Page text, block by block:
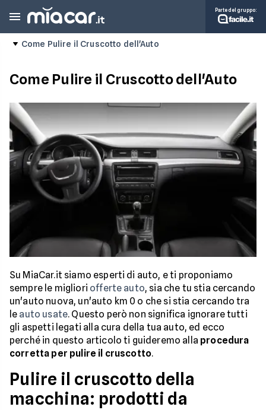
Parte del gruppo:
Come Pulire il Cruscotto dell'Auto
Come Pulire il Cruscotto dell'Auto
Su MiaCar.it siamo esperti di auto, e ti proponiamo
sempre le migliori offerte auto, sia che tu stia cercando
un'auto nuova, un'auto km 0 o che si stia cercando tra
le auto usate. Questo però non significa ignorare tutti
gli aspetti legati alla cura della tua auto, ed ecco
perché in questo articolo ti guideremo alla procedura
corretta per pulire il cruscotto.
Pulire il cruscotto della
macchina: prodotti da